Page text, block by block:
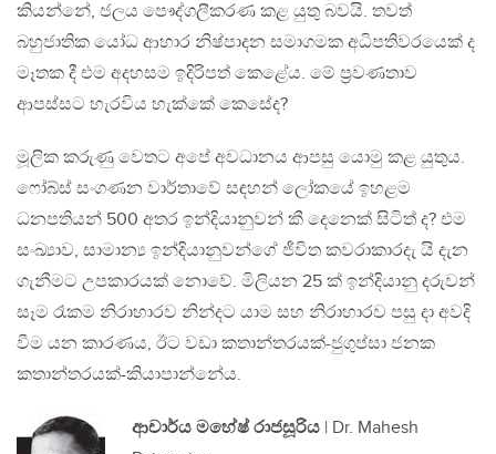
කියන්නේ, ජලය පෞද්ගලීකරණ කළ යුතු බවයි. තවත්
බහුජාතික යෝධ ආහාර නිෂ්පාදන සමාගමක අධිපතිවරයෙක් ද
මෑතක දී එම අදහසම ඉදිරිපත් කෙළේය. මේ ප‍්‍රවණතාව
ආපස්සට හැරවිය හැක්කේ කෙසේද?
මූලික කරුණු වෙතට අපේ අවධානය ආපසු යොමු කළ යුතුය.
ෆෝබ්ස් සංගණන වාර්තාවේ සඳහන් ලෝකයේ ඉහළම
ධනපතියන් 500 අතර ඉන්දියානුවන් කී දෙනෙක් සිටිත් ද? එම
සංඛ්‍යාව, සාමාන්‍ය ඉන්දියානුවන්ගේ ජීවිත කවරාකාරදැ යි දැන
ගැනීමට උපකාරයක් නොවේ. මිලියන 25 ක් ඉන්දියානු දරුවන්
සෑම රෑකම නිරාහාරව නින්දට යාම සහ නිරාහාරව පසු දා අවදි
වීම යන කාරණය, ඊට වඩා කතාන්තරයක්-ජුගුප්සා ජනක
කතාන්තරයක්-කියාපාන්නේය.
ආචාර්ය මහේෂ් රාජසූරිය | Dr. Mahesh